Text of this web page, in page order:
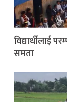
विद्यार्थीलाई
समता